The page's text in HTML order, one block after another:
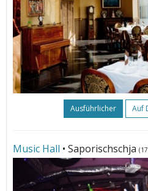
Ausführlicher Auf
Music Hall • Saporischschja